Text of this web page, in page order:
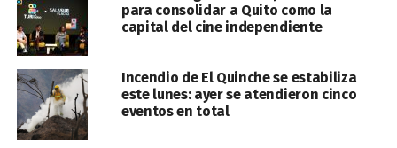
para consolidar a Quito como la
capital del cine independiente
Incendio de El Quinche se estabiliza
este lunes: ayer se atendieron cinco
eventos en total